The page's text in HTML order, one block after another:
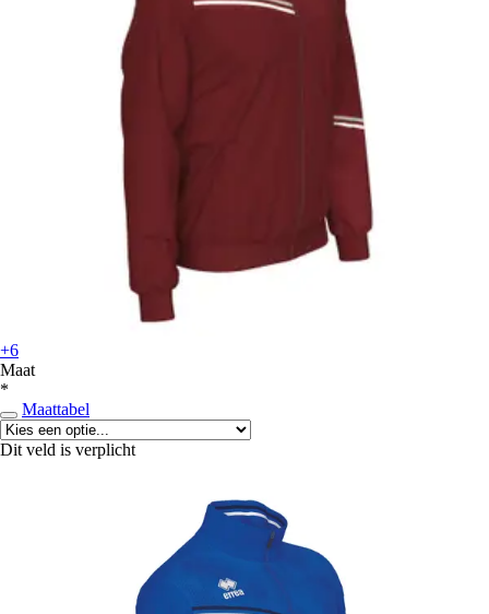
+6
Maat
*
Maattabel
Dit veld is verplicht